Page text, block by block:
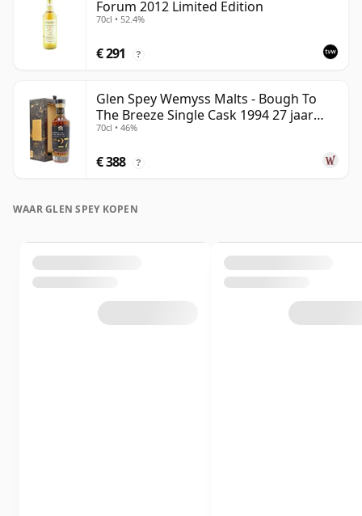
Forum 2012 Limited Edition
70cl • 52.4%
€ 291 ?
Glen Spey Wemyss Malts - Bough To
The Breeze Single Cask 1994 27 jaar
oud
70cl • 46%
€ 388 ?
WAAR GLEN SPEY KOPEN